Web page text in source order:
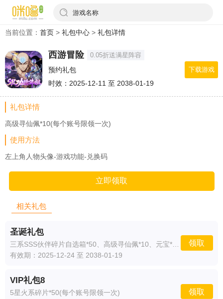
游戏名称
当前位置： 首页 > 礼包中心 > 礼包详情
西游冒险 0.05折送满星阵容
预约礼包
时效：2025-12-11 至 2038-01-19
下载游戏
礼包详情
高级寻仙佩*10(每个账号限领一次)
使用方法
左上角人物头像-游戏功能-兑换码
立即领取
相关礼包
圣诞礼包
有效期：2025-12-24 至 2038-01-19
领取
VIP礼包8
5星火系碎片*50(每个账号限领一次)
领取